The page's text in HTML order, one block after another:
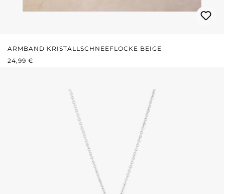
ARMBAND KRISTALLSCHNEEFLOCKE BEIGE
REGULÄRER PREIS:
24,99 €